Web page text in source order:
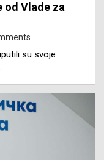
od Vlade za
su svoje